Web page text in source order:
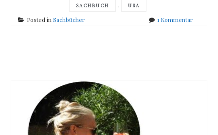
SACHBUCH , USA
Posted inSachbücher 1 Kommentarzu
navigation